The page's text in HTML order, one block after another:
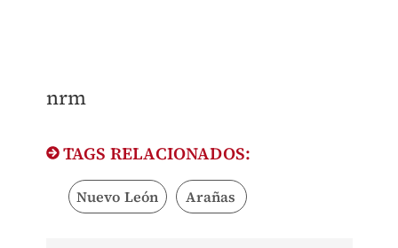
nrm
TAGS RELACIONADOS:
Nuevo León Arañas